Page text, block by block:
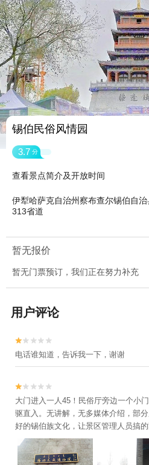
锡伯民俗风情园
3.7 分
查看景点简介及开放时间
伊犁哈萨克自治州察布查尔锡伯自
313省道
暂无报价
暂无门票预订，我们正在努力补充
用户评论


电话谁知道，告诉我一下，谢谢


大门进入一人45！民俗厅旁边一个小
驱直入。无讲解，无多媒体介绍，部
好的锡伯族文化，让景区管理人员搞
